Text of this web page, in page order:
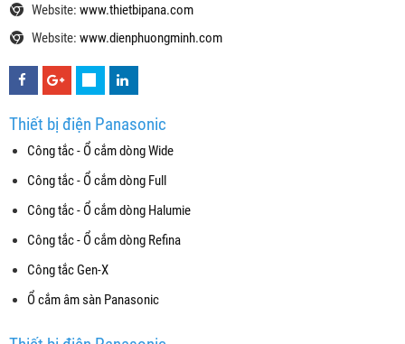
Website: www.thietbipana.com
Website: www.dienphuongminh.com
Thiết bị điện Panasonic
Công tắc - Ổ cắm dòng Wide
Công tắc - Ổ cắm dòng Full
Công tắc - Ổ cắm dòng Halumie
Công tắc - Ổ cắm dòng Refina
Công tắc Gen-X
Ổ cắm âm sàn Panasonic